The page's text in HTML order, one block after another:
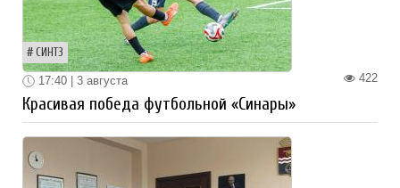
СИНТЗ
422
17:40 | 3 августа
Красивая победа футбольной «Синары»